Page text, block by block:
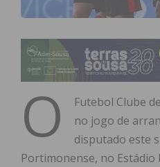
O
Futebol Clube
no jogo de
disputado este
Portimonense, no